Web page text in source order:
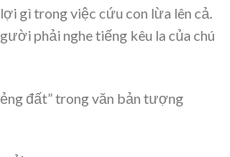
gì trong việc cứu con lừa lên cả.
phải nghe tiếng kêu la của chú
đất” trong văn bản tượng